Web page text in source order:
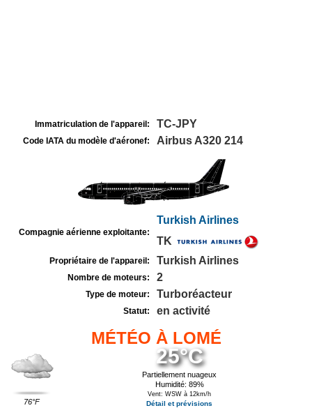
Immatriculation de l'appareil: TC-JPY
Code IATA du modèle d'aéronef: Airbus A320 214
Compagnie aérienne exploitante:
Turkish Airlines
TK
Propriétaire de l'appareil: Turkish Airlines
Nombre de moteurs: 2
Type de moteur: Turboréacteur
Statut: en activité
MÉTÉO À LOMÉ
76°F
25°C
Partiellement nuageux
Humidité: 89%
Vent: WSW à 12km/h
Détail et prévisions